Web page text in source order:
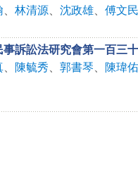
林清源、 沈政雄、 傅文民
訴訟法研究會第一百三
、 陳毓秀 郭書琴 陳瑋佑